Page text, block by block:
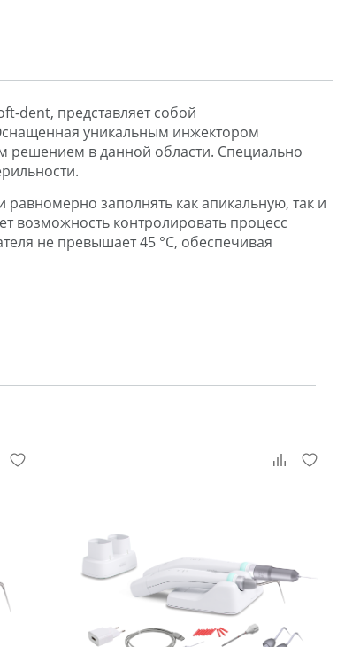
dent, представляет собой
уникальным инжектором
решением в данной области. Специально
заполнять как апикальную, так и
возможность контролировать процесс
не превышает 45 °C, обеспечивая